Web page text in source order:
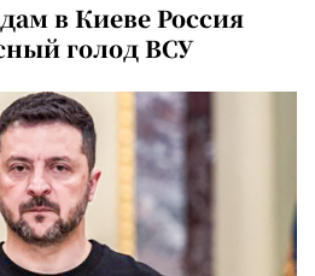
в Киеве Россия
голод ВСУ